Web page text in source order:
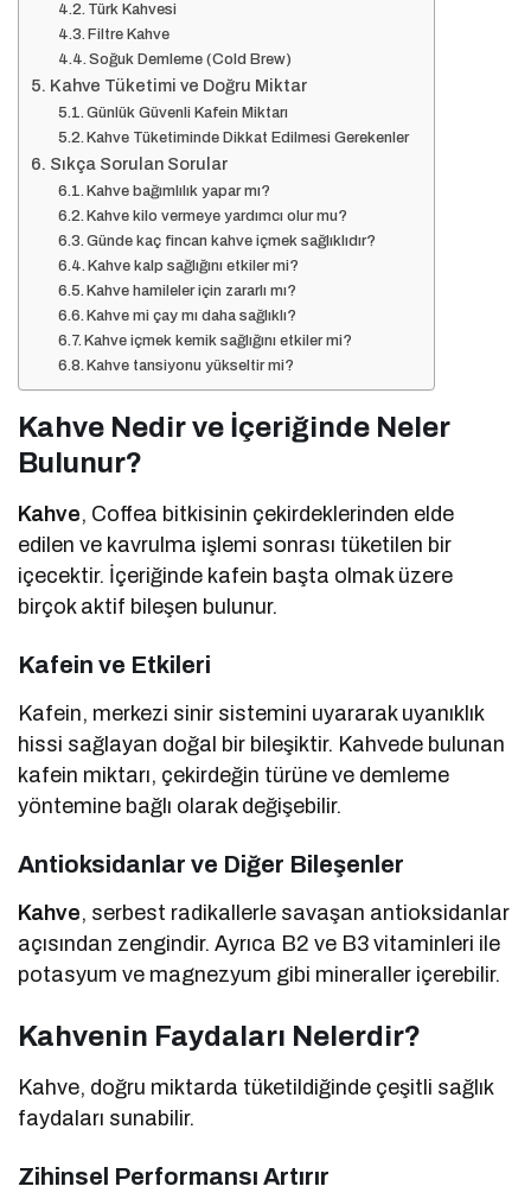
Türk Kahvesi
Filtre Kahve
Soğuk Demleme (Cold Brew)
Kahve Tüketimi ve Doğru Miktar
Günlük Güvenli Kafein Miktarı
Kahve Tüketiminde Dikkat Edilmesi Gerekenler
Sıkça Sorulan Sorular
Kahve bağımlılık yapar mı?
Kahve kilo vermeye yardımcı olur mu?
Günde kaç fincan kahve içmek sağlıklıdır?
Kahve kalp sağlığını etkiler mi?
Kahve hamileler için zararlı mı?
Kahve mi çay mı daha sağlıklı?
Kahve içmek kemik sağlığını etkiler mi?
Kahve tansiyonu yükseltir mi?
Kahve Nedir ve İçeriğinde Neler
Bulunur?
Kahve, Coffea bitkisinin çekirdeklerinden elde
edilen ve kavrulma işlemi sonrası tüketilen bir
içecektir. İçeriğinde kafein başta olmak üzere
birçok aktif bileşen bulunur.
Kafein ve Etkileri
Kafein, merkezi sinir sistemini uyararak uyanıklık
hissi sağlayan doğal bir bileşiktir. Kahvede bulunan
kafein miktarı, çekirdeğin türüne ve demleme
yöntemine bağlı olarak değişebilir.
Antioksidanlar ve Diğer Bileşenler
Kahve, serbest radikallerle savaşan antioksidanlar
açısından zengindir. Ayrıca B2 ve B3 vitaminleri ile
potasyum ve magnezyum gibi mineraller içerebilir.
Kahvenin Faydaları Nelerdir?
Kahve, doğru miktarda tüketildiğinde çeşitli sağlık
faydaları sunabilir.
Zihinsel Performansı Artırır